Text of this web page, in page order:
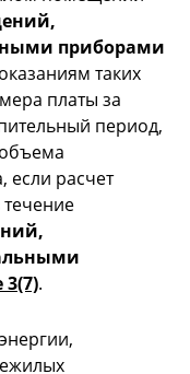
приборами
таких
платы за
период,
если расчет
.